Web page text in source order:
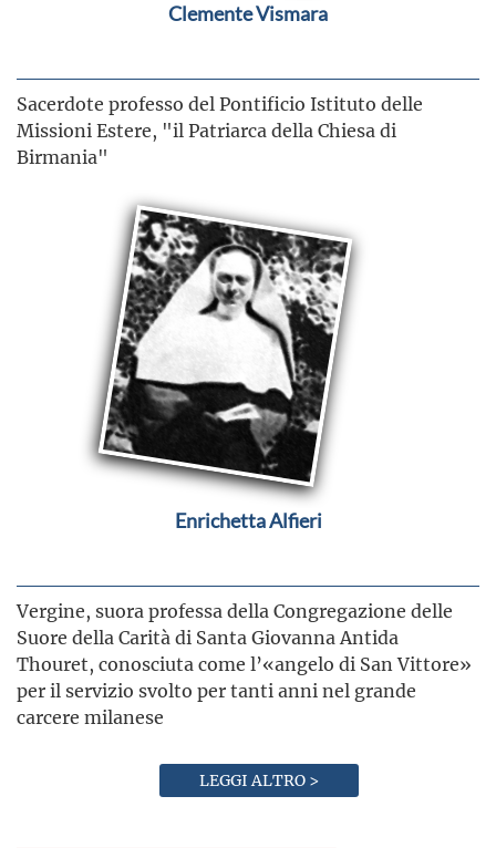
Clemente Vismara
Sacerdote professo del Pontificio Istituto delle
Missioni Estere, "il Patriarca della Chiesa di
Birmania"
Enrichetta Alfieri
Vergine, suora professa della Congregazione delle
Suore della Carità di Santa Giovanna Antida
Thouret, conosciuta come l’«angelo di San Vittore»
per il servizio svolto per tanti anni nel grande
carcere milanese
LEGGI ALTRO >